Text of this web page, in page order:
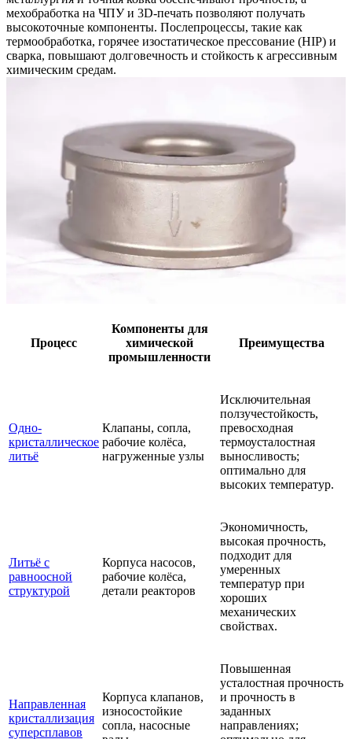
мехобработка на ЧПУ и 3D-печать позволяют получать
высокоточные компоненты. Послепроцессы, такие как
термообработка, горячее изостатическое прессование (HIP) и
сварка, повышают долговечность и стойкость к агрессивным
химическим средам.
Процесс
Компоненты для
химической
промышленности
Преимущества
Одно-
кристаллическое
литьё
Клапаны, сопла,
рабочие колёса,
нагруженные узлы
Исключительная
ползучестойкость,
превосходная
термоусталостная
выносливость;
оптимально для
высоких температур.
Литьё с
равноосной
структурой
Корпуса насосов,
рабочие колёса,
детали реакторов
Экономичность,
высокая прочность,
подходит для
умеренных
температур при
хороших
механических
свойствах.
Направленная
кристаллизация
суперсплавов
Корпуса клапанов,
износостойкие
сопла, насосные
Повышенная
усталостная прочность
и прочность в
заданных
направлениях;